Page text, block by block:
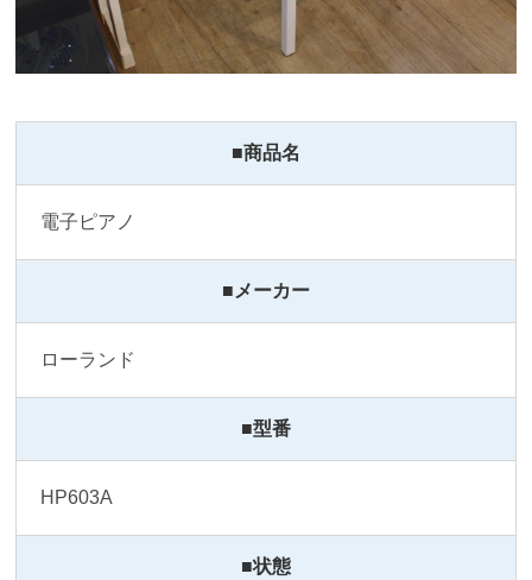
■商品名
電子ピアノ
■メーカー
ローランド
■型番
HP603A
■状態